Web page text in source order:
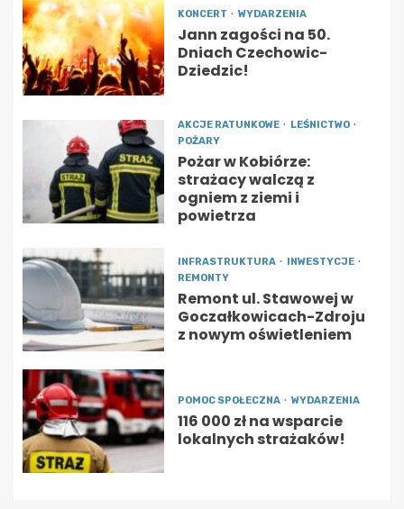
KONCERT WYDARZENIA
Jann zagości na 50.
Dniach Czechowic-
Dziedzic!
AKCJE RATUNKOWE
LEŚNICTWO
POŻARY
Pożar w Kobiórze:
strażacy walczą z
ogniem z ziemi i
powietrza
INFRASTRUKTURA
INWESTYCJE
REMONTY
Remont ul. Stawowej w
Goczałkowicach-Zdroju
z nowym oświetleniem
POMOC SPOŁECZNA WYDARZENIA
116 000 zł na wsparcie
lokalnych strażaków!